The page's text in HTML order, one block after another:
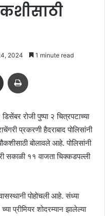
2024 1 minute read
Share via Email
रोजी पुष्पा २ चित्रपटाच्या
प्रकरणी हैदराबाद पोलिसांनी
बोलावले आहे. पोलिसांनी
सकाळी ११ वाजता चिक्कडपल्ली
पोहोचली आहे. संध्या
प्रीमियर शोदरम्यान झालेल्या